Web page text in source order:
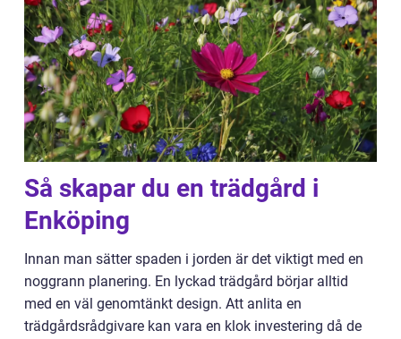
Så skapar du en trädgård i
Enköping
Innan man sätter spaden i jorden är det viktigt med en
noggrann planering. En lyckad trädgård börjar alltid
med en väl genomtänkt design. Att anlita en
trädgårdsrådgivare kan vara en klok investering då de